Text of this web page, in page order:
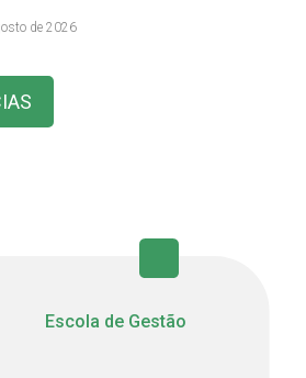
de 2026
Escola de Gestão